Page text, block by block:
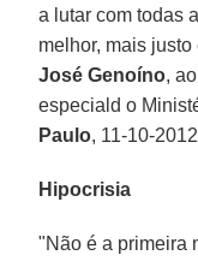
a lutar com todas
melhor, mais
José Genoíno,
especiald o
Paulo, 11-10-
Hipocrisia
"Não é a primeira